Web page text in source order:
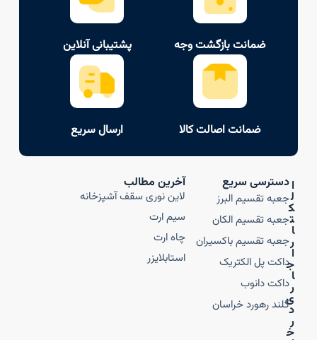
ضمانت بازگشت وجه پشتیبانی آنلاین
ضمانت اصالت کالا ارسال سریع
ا
ل
ک
ت
ا
ر
ا
ج
ا
ر
ی
د
ر
خ
دسترسی سریع
جعبه تقسیم البرز
جعبه تقسیم الکان
جعبه تقسیم باکسیران
داکت پل الکتریک
داکت دانوب
گلند رهورد خراسان
آخرین مطالب
لاین نوری سقف آشپزخانه
سیم ارت
چاه ارت
استابلایزر